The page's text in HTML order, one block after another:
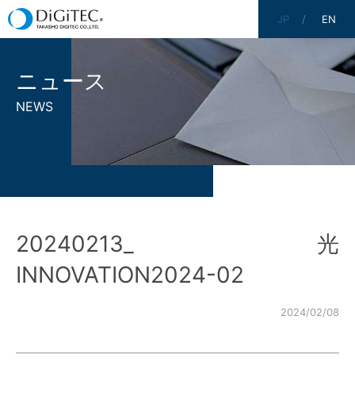
JP EN
ニュース
NEWS
20240213_光
INNOVATION2024-02
2024/02/08